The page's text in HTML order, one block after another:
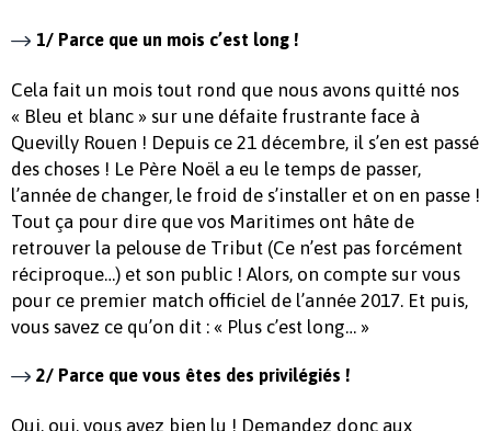
1/ Parce que un mois c’est long !
Cela fait un mois tout rond que nous avons quitté nos
« Bleu et blanc » sur une défaite frustrante face à
Quevilly Rouen ! Depuis ce 21 décembre, il s’en est passé
des choses ! Le Père Noël a eu le temps de passer,
l’année de changer, le froid de s’installer et on en passe !
Tout ça pour dire que vos Maritimes ont hâte de
retrouver la pelouse de Tribut (Ce n’est pas forcément
réciproque…) et son public ! Alors, on compte sur vous
pour ce premier match officiel de l’année 2017. Et puis,
vous savez ce qu’on dit : « Plus c’est long… »
2/ Parce que vous êtes des privilégiés !
Oui, oui, vous avez bien lu ! Demandez donc aux